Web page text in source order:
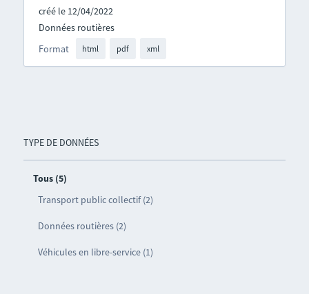
TYPE DE DONNÉES
Tous (5)
Transport public collectif (2)
Données routières (2)
Véhicules en libre-service (1)
créé le 12/04/2022
Format html pdf xml
Données routières